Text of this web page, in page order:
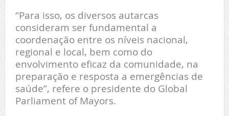
“Para isso, os diversos autarcas
consideram ser fundamental a
coordenação entre os níveis nacional,
regional e local, bem como do
envolvimento eficaz da comunidade, na
preparação e resposta a emergências de
saúde”, refere o presidente do Global
Parliament of Mayors.